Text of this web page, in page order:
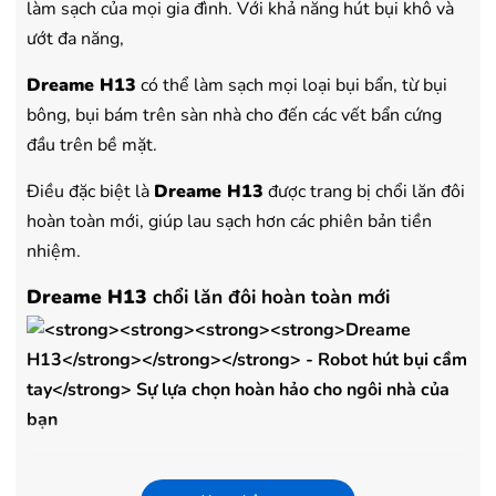
làm sạch của mọi gia đình. Với khả năng hút bụi khô và
ướt đa năng,
Dreame H13 có thể làm sạch mọi loại bụi bẩn, từ bụi
bông, bụi bám trên sàn nhà cho đến các vết bẩn cứng
đầu trên bề mặt.
Điều đặc biệt là Dreame H13 được trang bị chổi lăn đôi
hoàn toàn mới, giúp lau sạch hơn các phiên bản tiền
nhiệm.
Dreame H13 chổi lăn đôi hoàn toàn mới